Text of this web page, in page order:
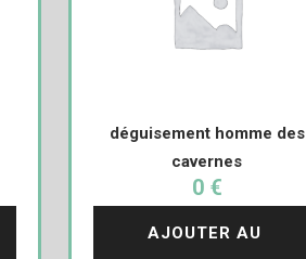
déguisement homme des
cavernes
0 €
AJOUTER AU